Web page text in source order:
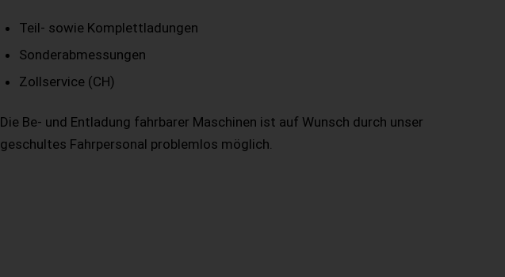
Teil- sowie Komplettladungen
Sonderabmessungen
Zollservice (CH)
Die Be- und Entladung fahrbarer Maschinen ist auf Wunsch durch unser
geschultes Fahrpersonal problemlos möglich.